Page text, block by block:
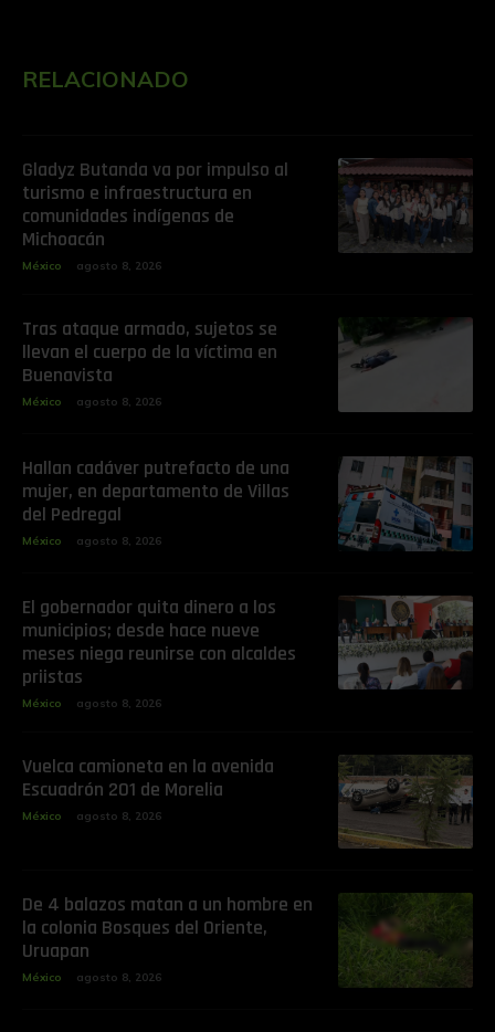
RELACIONADO
Gladyz Butanda va por impulso al
turismo e infraestructura en
comunidades indígenas de
Michoacán
México agosto 8, 2026
Tras ataque armado, sujetos se
llevan el cuerpo de la víctima en
Buenavista
México agosto 8, 2026
Hallan cadáver putrefacto de una
mujer, en departamento de Villas
del Pedregal
México agosto 8, 2026
El gobernador quita dinero a los
municipios; desde hace nueve
meses niega reunirse con alcaldes
priistas
México agosto 8, 2026
Vuelca camioneta en la avenida
Escuadrón 201 de Morelia
México agosto 8, 2026
De 4 balazos matan a un hombre en
la colonia Bosques del Oriente,
Uruapan
México agosto 8, 2026